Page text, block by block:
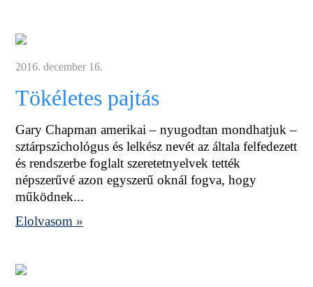
2016. december 16.
Tökéletes pajtás
Gary Chapman amerikai – nyugodtan mondhatjuk –
sztárpszichológus és lelkész nevét az általa felfedezett
és rendszerbe foglalt szeretetnyelvek tették
népszerűvé azon egyszerű oknál fogva, hogy
működnek...
Elolvasom »